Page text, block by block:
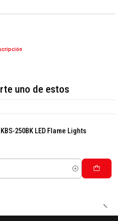
uno de estos
250BK LED Flame Lights